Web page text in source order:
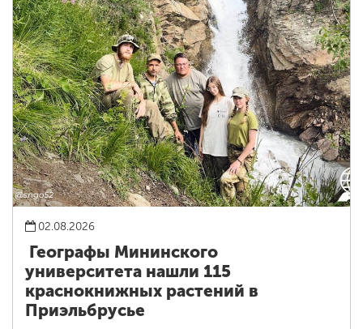
02.08.2026
Географы Мининского
университета нашли 115
краснокнижных растений в
Приэльбрусье